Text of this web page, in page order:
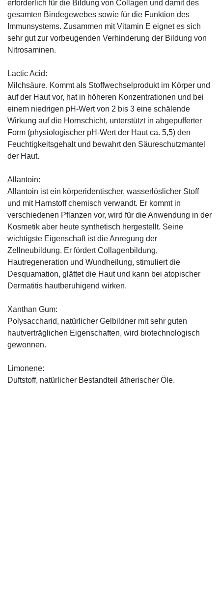
erforderlich für die Bildung von Collagen und damit des
gesamten Bindegewebes sowie für die Funktion des
Immunsystems. Zusammen mit Vitamin E eignet es sich
sehr gut zur vorbeugenden Verhinderung der Bildung von
Nitrosaminen.
Lactic Acid:
Milchsäure. Kommt als Stoffwechselprodukt im Körper und
auf der Haut vor, hat in höheren Konzentrationen und bei
einem niedrigen pH-Wert von 2 bis 3 eine schälende
Wirkung auf die Hornschicht, unterstützt in abgepufferter
Form (physiologischer pH-Wert der Haut ca. 5,5) den
Feuchtigkeitsgehalt und bewahrt den Säureschutzmantel
der Haut.
Allantoin:
Allantoin ist ein körperidentischer, wasserlöslicher Stoff
und mit Harnstoff chemisch verwandt. Er kommt in
verschiedenen Pflanzen vor, wird für die Anwendung in der
Kosmetik aber heute synthetisch hergestellt. Seine
wichtigste Eigenschaft ist die Anregung der
Zellneubildung. Er fördert Collagenbildung,
Hautregeneration und Wundheilung, stimuliert die
Desquamation, glättet die Haut und kann bei atopischer
Dermatitis hautberuhigend wirken.
Xanthan Gum:
Polysaccharid, natürlicher Gelbildner mit sehr guten
hautverträglichen Eigenschaften, wird biotechnologisch
gewonnen.
Limonene:
Duftstoff, natürlicher Bestandteil ätherischer Öle.